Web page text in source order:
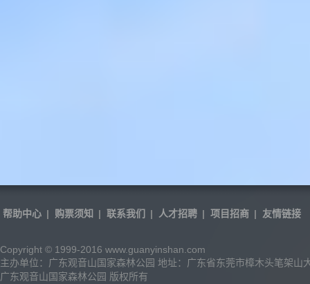
帮助中心 | 购票须知 | 联系我们 | 人才招聘 | 项目招商 | 友情链接
Copyright © 1999-2016 www.guanyinshan.com
主办单位：广东观音山国家森林公园 地址：广东省东莞市樟木头笔架山
广东观音山国家森林公园 版权所有